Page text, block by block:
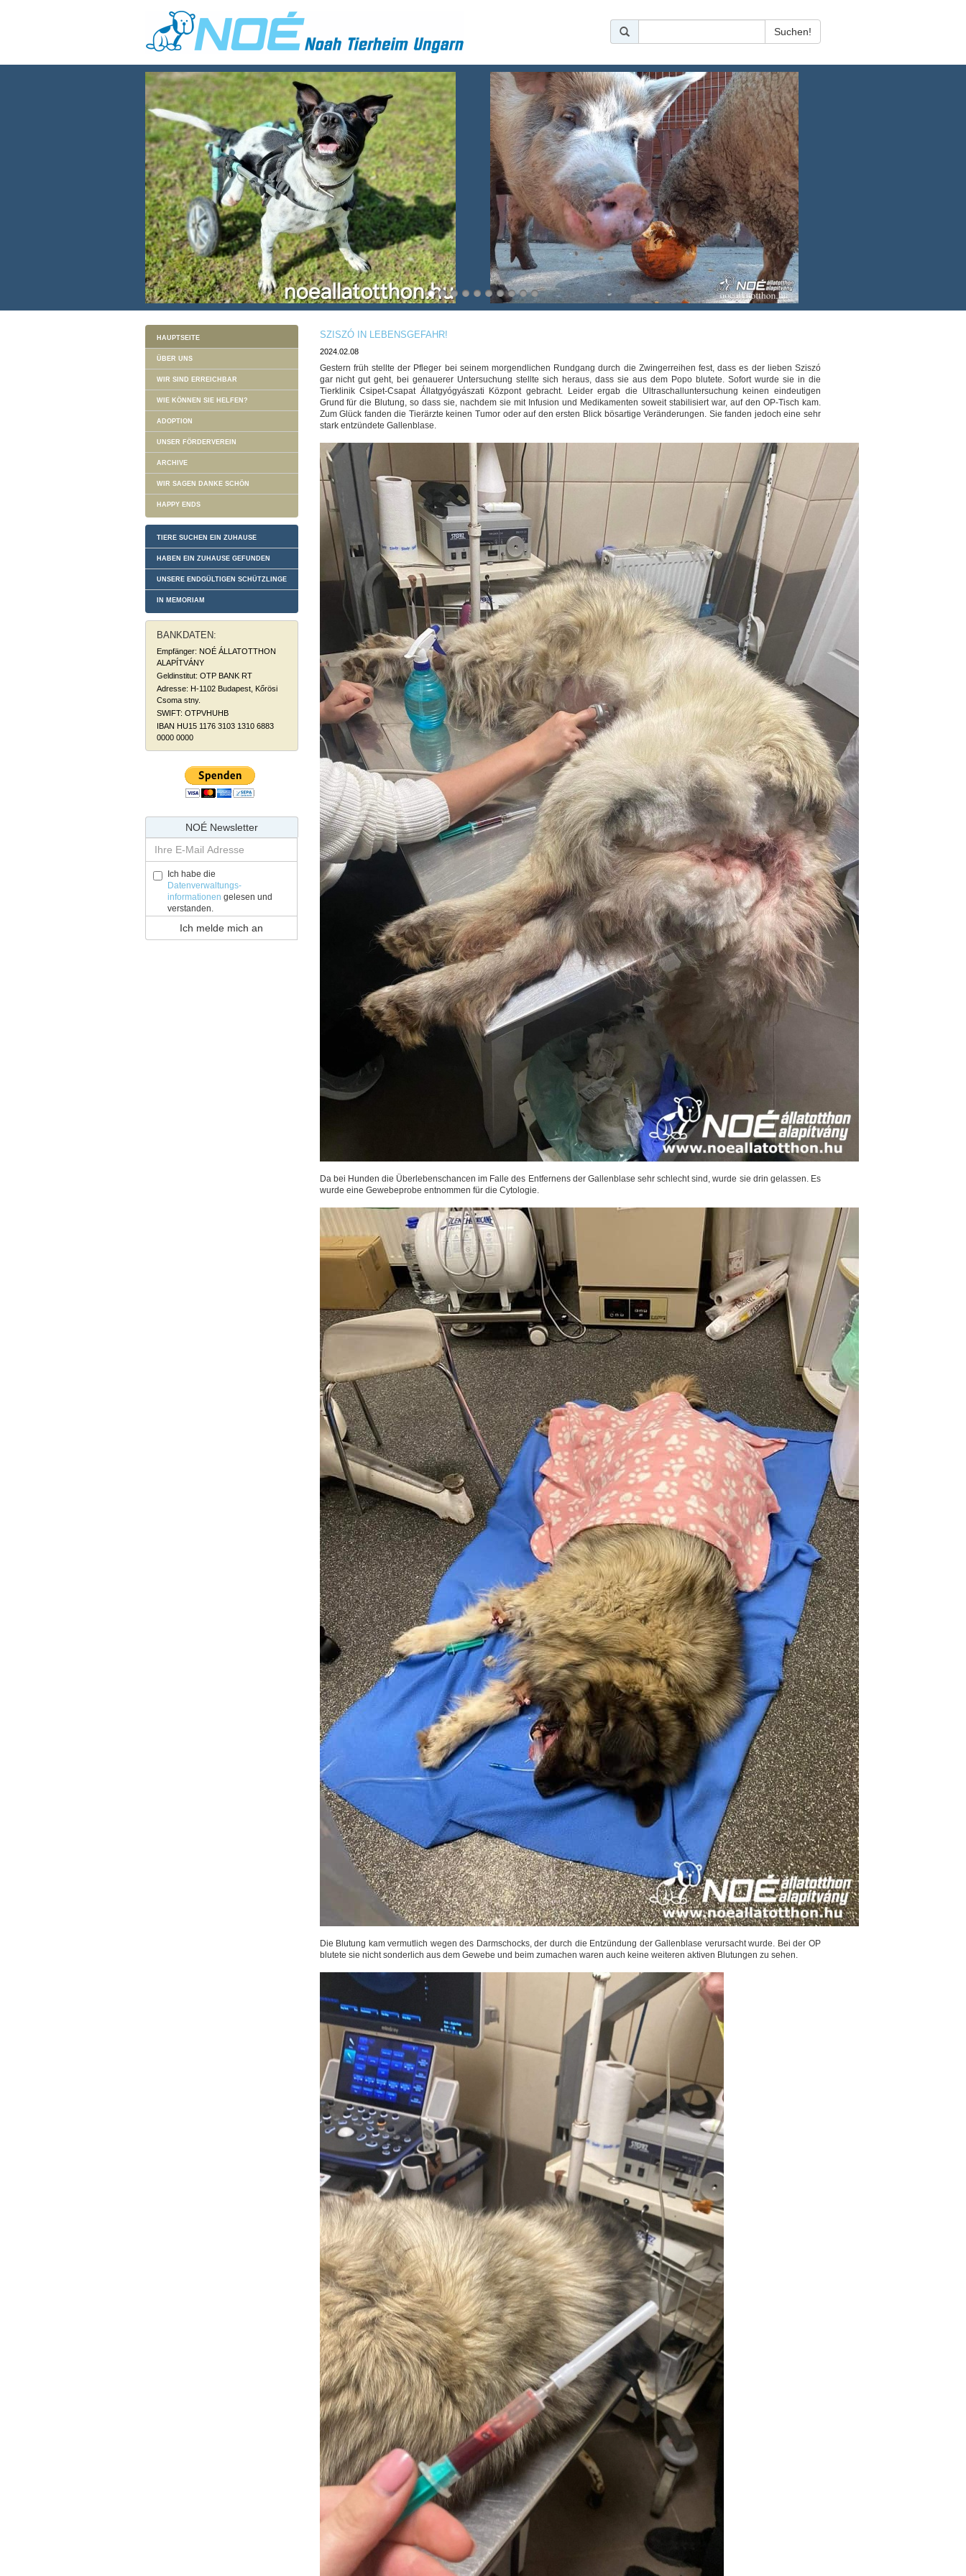
HAUPTSEITE
ÜBER UNS
WIR SIND ERREICHBAR
WIE KÖNNEN SIE HELFEN?
ADOPTION
UNSER FÖRDERVEREIN
ARCHIVE
WIR SAGEN DANKE SCHÖN
HAPPY ENDS
TIERE SUCHEN EIN ZUHAUSE
HABEN EIN ZUHAUSE GEFUNDEN
UNSERE ENDGÜLTIGEN SCHÜTZLINGE
IN MEMORIAM
BANKDATEN:
Empfänger: NOÉ ÁLLATOTTHON
ALAPÍTVÁNY
Geldinstitut: OTP BANK RT
Adresse: H-1102 Budapest, Kőrösi
Csoma stny.
SWIFT: OTPVHUHB
IBAN HU15 1176 3103 1310 6883
0000 0000
NOÉ Newsletter
Ich habe die
Datenverwaltungs-
informationen gelesen und
verstanden.
SZISZÓ IN LEBENSGEFAHR!
2024.02.08
Gestern früh stellte der Pfleger bei seinem morgendlichen Rundgang durch die Zwingerreihen fest, dass es der lieben Sziszó
gar nicht gut geht, bei genauerer Untersuchung stellte sich heraus, dass sie aus dem Popo blutete. Sofort wurde sie in die
Tierklinik Csipet-Csapat Állatgyógyászati Központ gebracht. Leider ergab die Ultraschalluntersuchung keinen eindeutigen
Grund für die Blutung, so dass sie, nachdem sie mit Infusion und Medikamenten soweit stabilisiert war, auf den OP-Tisch kam.
Zum Glück fanden die Tierärzte keinen Tumor oder auf den ersten Blick bösartige Veränderungen. Sie fanden jedoch eine sehr
stark entzündete Gallenblase.
Da bei Hunden die Überlebenschancen im Falle des Entfernens der Gallenblase sehr schlecht sind, wurde sie drin gelassen. Es
wurde eine Gewebeprobe entnommen für die Cytologie.
Die Blutung kam vermutlich wegen des Darmschocks, der durch die Entzündung der Gallenblase verursacht wurde. Bei der OP
blutete sie nicht sonderlich aus dem Gewebe und beim zumachen waren auch keine weiteren aktiven Blutungen zu sehen.